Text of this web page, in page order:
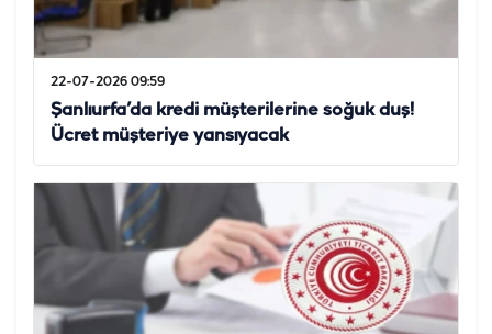
22-07-2026 09:59
Şanlıurfa’da kredi müşterilerine soğuk duş!
Ücret müşteriye yansıyacak